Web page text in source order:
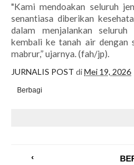
"Kami mendoakan seluruh
senantiasa diberikan
dalam menjalankan
kembali ke tanah air dengan
mabrur,” ujarnya. (fah/jp).
JURNALIS POST diMei 19, 2026
Berbagi
‹